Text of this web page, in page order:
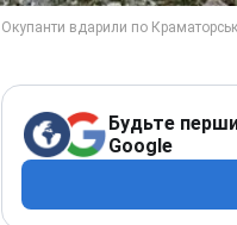
Будьте
Google